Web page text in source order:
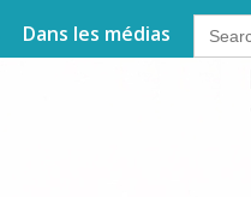
Dans les médias for: